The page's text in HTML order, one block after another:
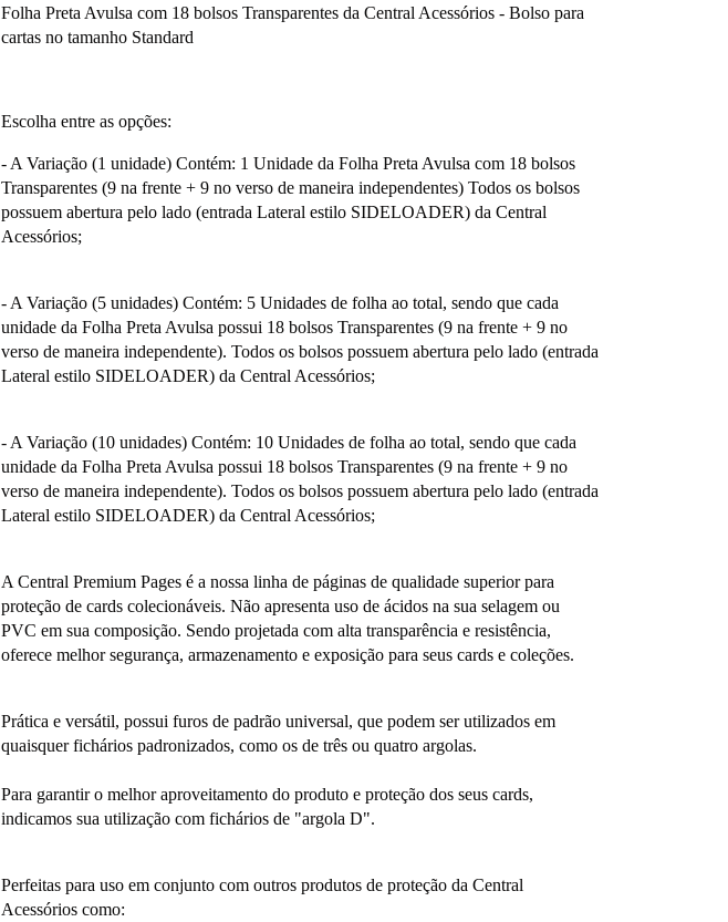
Folha Preta Avulsa com 18 bolsos Transparentes da Central Acessórios - Bolso para
cartas no tamanho Standard
Escolha entre as opções:
- A Variação (1 unidade) Contém: 1 Unidade da Folha Preta Avulsa com 18 bolsos
Transparentes (9 na frente + 9 no verso de maneira independentes) Todos os bolsos
possuem abertura pelo lado (entrada Lateral estilo SIDELOADER) da Central
Acessórios;
- A Variação (5 unidades) Contém: 5 Unidades de folha ao total, sendo que cada
unidade da Folha Preta Avulsa possui 18 bolsos Transparentes (9 na frente + 9 no
verso de maneira independente). Todos os bolsos possuem abertura pelo lado (entrada
Lateral estilo SIDELOADER) da Central Acessórios;
- A Variação (10 unidades) Contém: 10 Unidades de folha ao total, sendo que cada
unidade da Folha Preta Avulsa possui 18 bolsos Transparentes (9 na frente + 9 no
verso de maneira independente). Todos os bolsos possuem abertura pelo lado (entrada
Lateral estilo SIDELOADER) da Central Acessórios;
A Central Premium Pages é a nossa linha de páginas de qualidade superior para
proteção de cards colecionáveis. Não apresenta uso de ácidos na sua selagem ou
PVC em sua composição. Sendo projetada com alta transparência e resistência,
oferece melhor segurança, armazenamento e exposição para seus cards e coleções.
Prática e versátil, possui furos de padrão universal, que podem ser utilizados em
quaisquer fichários padronizados, como os de três ou quatro argolas.
Para garantir o melhor aproveitamento do produto e proteção dos seus cards,
indicamos sua utilização com fichários de "argola D".
Perfeitas para uso em conjunto com outros produtos de proteção da Central
Acessórios como: